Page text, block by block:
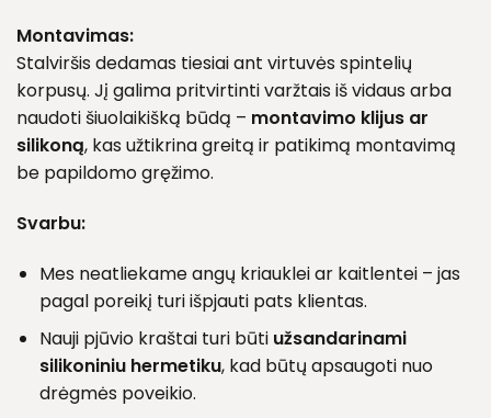
Montavimas:
Stalviršis dedamas tiesiai ant virtuvės spintelių
korpusų. Jį galima pritvirtinti varžtais iš vidaus arba
naudoti šiuolaikišką būdą – montavimo klijus ar
silikoną, kas užtikrina greitą ir patikimą montavimą
be papildomo gręžimo.
Svarbu:
Mes neatliekame angų kriauklei ar kaitlentei – jas
pagal poreikį turi išpjauti pats klientas.
Nauji pjūvio kraštai turi būti užsandarinami
silikoniniu hermetiku, kad būtų apsaugoti nuo
drėgmės poveikio.